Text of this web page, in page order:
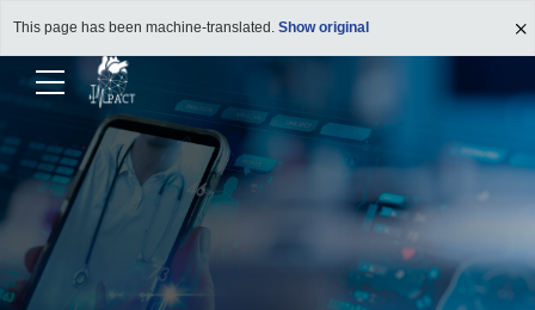
This page has been machine-translated. Show original